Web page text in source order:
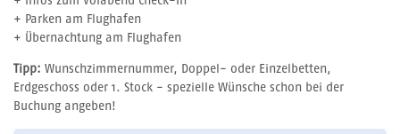
+ Parken am Flughafen
+ Übernachtung am Flughafen
Tipp: Wunschzimmernummer, Doppel- oder Einzelbetten,
Erdgeschoss oder 1. Stock - spezielle Wünsche schon bei der
Buchung angeben!